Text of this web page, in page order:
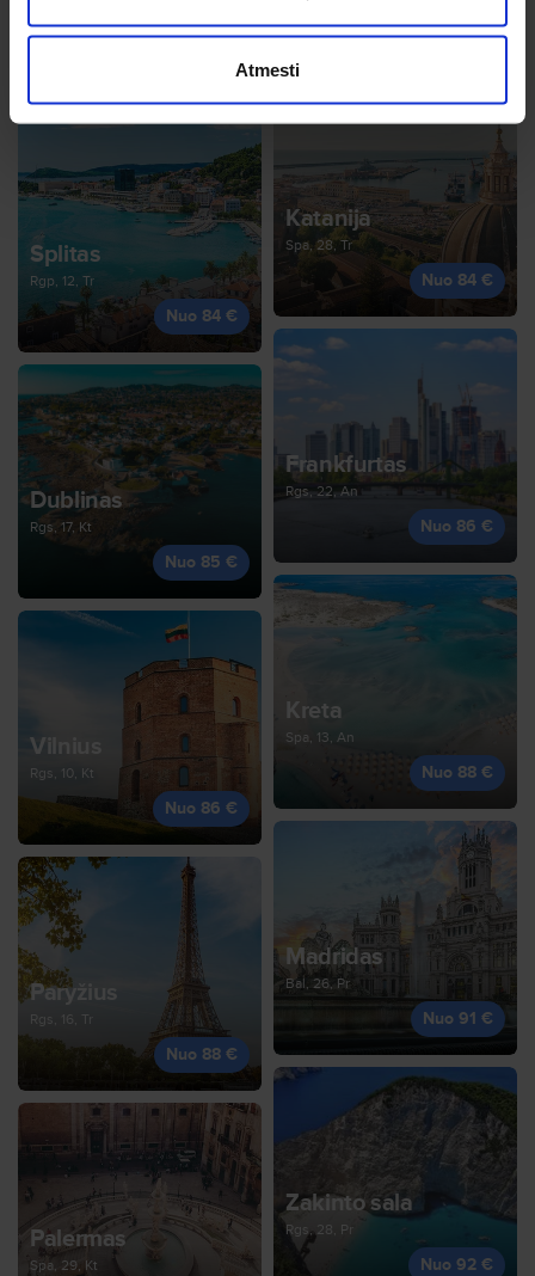
Atmesti
Rgs, 26, Št
Nuo 79 €
Nuo 79 €
Splitas
Rgp, 12, Tr
Nuo 84 €
Katanija
Spa, 28, Tr
Nuo 84 €
Dublinas
Rgs, 17, Kt
Nuo 85 €
Frankfurtas
Rgs, 22, An
Nuo 86 €
Vilnius
Rgs, 10, Kt
Nuo 86 €
Kreta
Spa, 13, An
Nuo 88 €
Paryžius
Rgs, 16, Tr
Nuo 88 €
Madridas
Bal, 26, Pr
Nuo 91 €
Palermas
Spa, 29, Kt
Zakinto sala
Rgs, 28, Pr
Nuo 92 €